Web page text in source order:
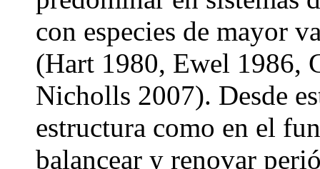
con especies de mayor
(Hart 1980, Ewel 1986,
Nicholls 2007). Desde
estructura como en el
balancear y renovar